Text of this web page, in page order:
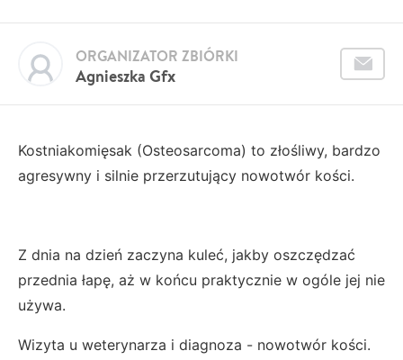
Agnieszka Gfx
ORGANIZATOR ZBIÓRKI
Kostniakomięsak (Osteosarcoma) to złośliwy, bardzo
agresywny i silnie przerzutujący nowotwór kości.
Z dnia na dzień zaczyna kuleć, jakby oszczędzać
przednia łapę, aż w końcu praktycznie w ogóle jej nie
używa.
Wizyta u weterynarza i diagnoza - nowotwór kości.